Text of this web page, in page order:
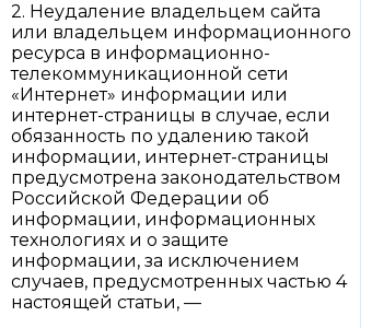
2. Неудаление владельцем сайта
или владельцем информационного
ресурса в информационно-
телекоммуникационной сети
«Интернет» информации или
интернет-страницы в случае, если
обязанность по удалению такой
информации, интернет-страницы
предусмотрена законодательством
Российской Федерации об
информации, информационных
технологиях и о защите
информации, за исключением
случаев, предусмотренных частью 4
настоящей статьи, —